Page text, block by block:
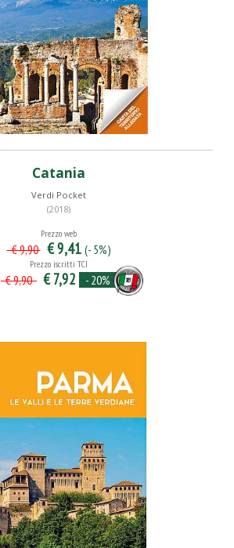
Catania
Verdi Pocket
(2018)
Prezzo web
€ 9,90 € 9,41 (- 5%)
Prezzo iscritti TCI
€ 9,90 € 7,92 - 20%